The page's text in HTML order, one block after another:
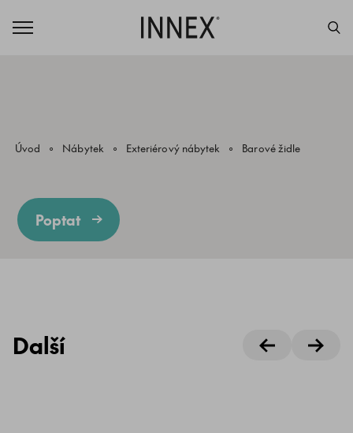
Úvod Nábytek Exteriérový nábytek Barové židle
Poptat
Další